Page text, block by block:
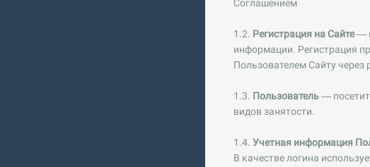
Соглашением
1.2. Регистрация на Сайте—
информации. Регистрация
Пользователем Сайту
1.3. Пользователь—
видов занятости.
1.4. Учетная информация
В качестве логина